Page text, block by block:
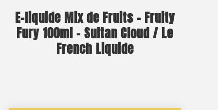
E-liquide Mix de Fruits – Fruity
Fury 100ml – Sultan Cloud / Le
French Liquide